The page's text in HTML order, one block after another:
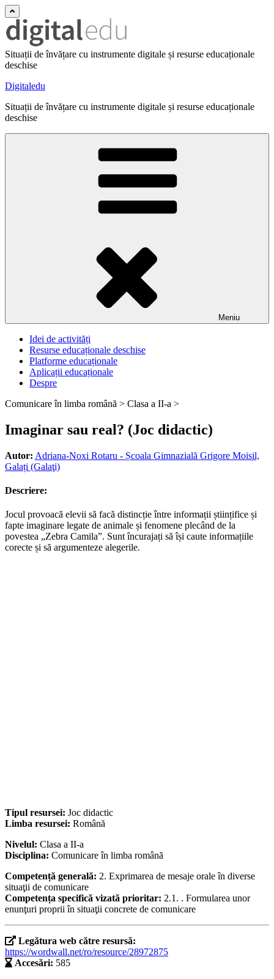
Situații de învățare cu instrumente digitale și resurse educaționale
deschise
Digitaledu
Situații de învățare cu instrumente digitale și resurse educaționale
deschise
Meniu
Idei de activități
Resurse educaționale deschise
Platforme educaționale
Aplicații educaționale
Despre
Comunicare în limba română > Clasa a II-a >
Imaginar sau real? (Joc didactic)
Autor: Adriana-Noxi Rotaru - Școala Gimnazială Grigore Moisil,
Galați (Galaţi)
Descriere:
Jocul provoacă elevii să facă distincție între informații științifice și
fapte imaginare legate de animale și fenomene plecând de la
povestea „Zebra Camila”. Sunt încurajați să își caute informațiile
corecte și să argumenteze alegerile.
Tipul resursei: Joc didactic
Limba resursei: Română
Nivelul: Clasa a II-a
Disciplina: Comunicare în limba română
Competență generală: 2. Exprimarea de mesaje orale în diverse
situaţii de comunicare
Competența specifică vizată prioritar: 2.1. . Formularea unor
enunţuri proprii în situaţii concrete de comunicare
Legătura web către resursă:
https://wordwall.net/ro/resource/28972875
Accesări: 585